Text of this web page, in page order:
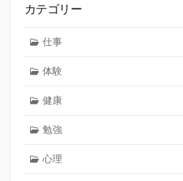
カテゴリー
仕事
体験
健康
勉強
心理